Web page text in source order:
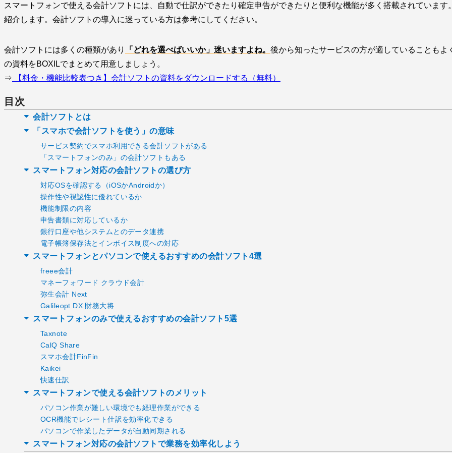
スマートフォンで使える会計ソフトには、自動で仕訳ができたり確定申告ができたりと便利な機能が多く搭載されていま
紹介します。会計ソフトの導入に迷っている方は参考にしてください。
会計ソフトには多くの種類があり 「どれを選べばいいか」迷いますよね。 後から知ったサービスの方が適していることも
の資料をBOXILでまとめて用意しましょう。
⇒ 【料金・機能比較表つき】会計ソフトの資料をダウンロードする（無料）
目次
会計ソフトとは
「スマホで会計ソフトを使う」の意味
サービス契約でスマホ利用できる会計ソフトがある
「スマートフォンのみ」の会計ソフトもある
スマートフォン対応の会計ソフトの選び方
対応OSを確認する（iOSかAndroidか）
操作性や視認性に優れているか
機能制限の内容
申告書類に対応しているか
銀行口座や他システムとのデータ連携
電子帳簿保存法とインボイス制度への対応
スマートフォンとパソコンで使えるおすすめの会計ソフト4選
freee会計
マネーフォワード クラウド会計
弥生会計 Next
Galileopt DX 財務大将
スマートフォンのみで使えるおすすめの会計ソフト5選
Taxnote
CalQ Share
スマホ会計FinFin
Kaikei
快速仕訳
スマートフォンで使える会計ソフトのメリット
パソコン作業が難しい環境でも経理作業ができる
OCR機能でレシート仕訳を効率化できる
パソコンで作業したデータが自動同期される
スマートフォン対応の会計ソフトで業務を効率化しよう